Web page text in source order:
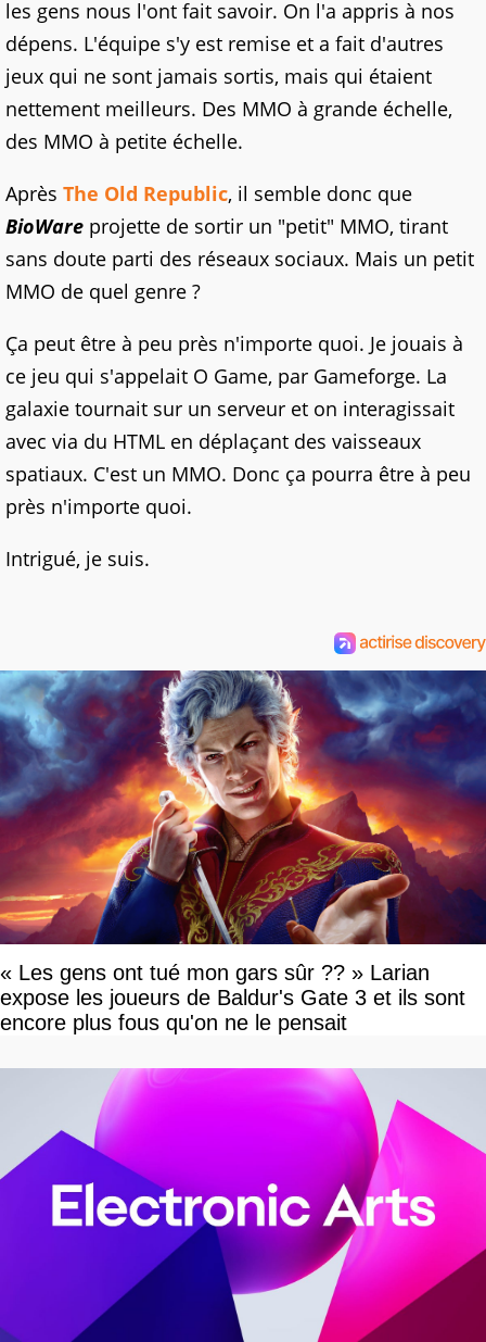
les gens nous l'ont fait savoir. On l'a appris à nos
dépens. L'équipe s'y est remise et a fait d'autres
jeux qui ne sont jamais sortis, mais qui étaient
nettement meilleurs. Des MMO à grande échelle,
des MMO à petite échelle.
Après The Old Republic, il semble donc que
BioWare projette de sortir un "petit" MMO, tirant
sans doute parti des réseaux sociaux. Mais un petit
MMO de quel genre ?
Ça peut être à peu près n'importe quoi. Je jouais à
ce jeu qui s'appelait O Game, par Gameforge. La
galaxie tournait sur un serveur et on interagissait
avec via du HTML en déplaçant des vaisseaux
spatiaux. C'est un MMO. Donc ça pourra être à peu
près n'importe quoi.
Intrigué, je suis.
« Les gens ont tué mon gars sûr ?? » Larian
expose les joueurs de Baldur's Gate 3 et ils sont
encore plus fous qu'on ne le pensait